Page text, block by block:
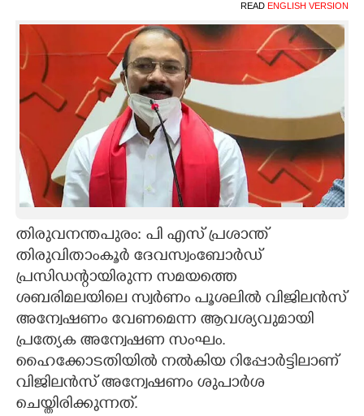
INFO+
ASTRO
CARTOONS
LITERATURE
ZOOM
CONTACT US
READ ENGLISH VERSION
തിരുവനന്തപുരം: പി എസ് പ്രശാന്ത്
തിരുവിതാംകൂർ ദേവസ്വംബോർഡ്
പ്രസിഡന്റായിരുന്ന സമയത്തെ
ശബരിമലയിലെ സ്വർണം പൂശലിൽ വിജിലൻസ്
അന്വേഷണം വേണമെന്ന ആവശ്യവുമായി
പ്രത്യേക അന്വേഷണ സംഘം.
ഹൈക്കോടതിയിൽ നൽകിയ റിപ്പോർട്ടിലാണ്
വിജിലൻസ് അന്വേഷണം ശുപാർശ
ചെയ്തിരിക്കുന്നത്.